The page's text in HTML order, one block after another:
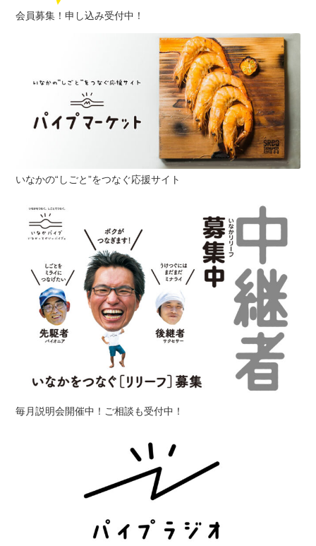
会員募集！申し込み受付中！
いなかの“しごと”をつなぐ応援サイト
毎月説明会開催中！ご相談も受付中！